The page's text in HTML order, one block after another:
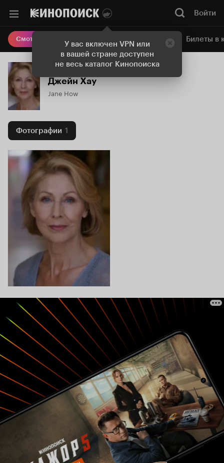
У вас включен VPN или
в вашей стране доступен
не весь каталог Кинопоиска
Войти
Смотреть кино Онлайн-кинотеатр Билеты в
Джейн Хау
Jane How
Фотографии 1